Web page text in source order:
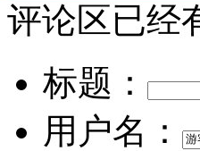
评论区已经
标题：
用户名：